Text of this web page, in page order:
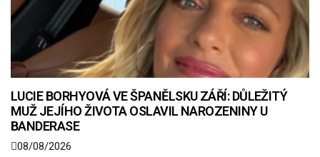
LUCIE BORHYOVÁ VE ŠPANĚLSKU ZÁŘÍ: DŮLEŽITÝ
MUŽ JEJÍHO ŽIVOTA OSLAVIL NAROZENINY U
BANDERASE
08/08/2026